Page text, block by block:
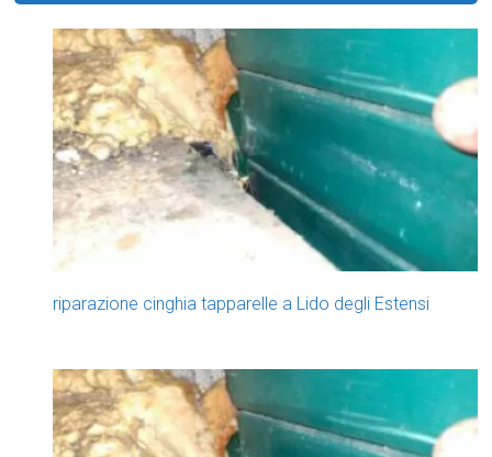
riparazione cinghia tapparelle a Lido degli Estensi